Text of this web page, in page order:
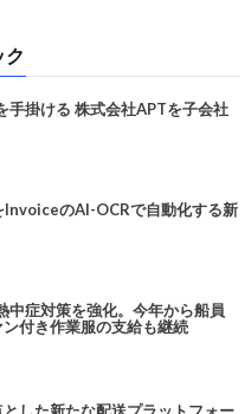
ク
手掛ける 株式会社APTを子会社
のAI-OCRで自動化する新
中症対策を強化。今年から船員
付き作業服の支給も継続